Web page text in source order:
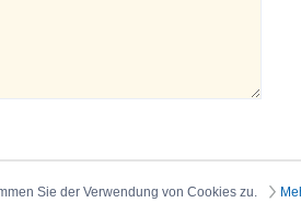
Sie der Verwendung von Cookies zu.